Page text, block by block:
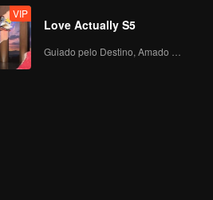
VIP
Love Actually S5